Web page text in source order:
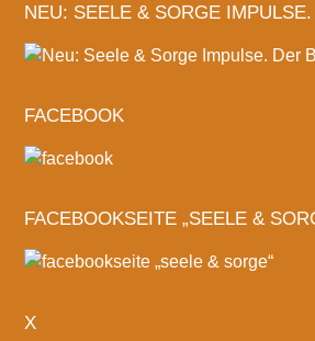
NEU: SEELE & SORGE
FACEBOOK
FACEBOOKSEITE „SEELE &
X